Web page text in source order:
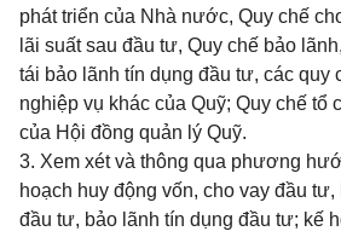
phát triển của Nhà nước, Quy chế
lãi suất sau đầu tư, Quy chế bảo
tái bảo lãnh tín dụng đầu tư, các quy
nghiệp vụ khác của Quỹ; Quy chế tổ
của Hội đồng quản lý Quỹ.
3. Xem xét và thông qua phương
hoạch huy động vốn, cho vay đầu
đầu tư, bảo lãnh tín dụng đầu tư; kế